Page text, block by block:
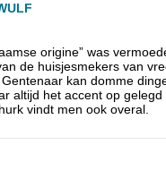
origine” was
de huisjesmekers van
kan domme
altijd het accent op
vindt men ook overal.